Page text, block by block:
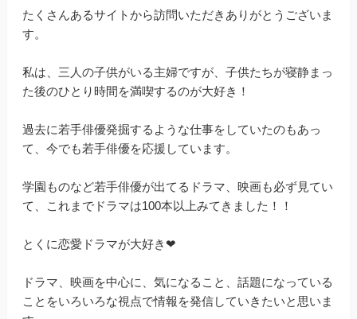
たくさんあるサイトから訪問いただきありがとうございま
す。
私は、三人の子供がいる主婦ですが、子供たちが寝静まっ
た後のひとり時間を満喫するのが大好き！
過去に若手俳優発掘するような仕事をしていたのもあっ
て、今でも若手俳優を応援しています。
学園ものなど若手俳優が出てるドラマ、映画も必ず見てい
て、これまでドラマは100本以上みてきました！！
とくに恋愛ドラマが大好き❤
ドラマ、映画を中心に、気になること、話題になっている
ことをいろいろな視点で情報を発信していきたいと思いま